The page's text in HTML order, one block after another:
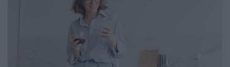
L'ANNUAIRE DES ACTEURS